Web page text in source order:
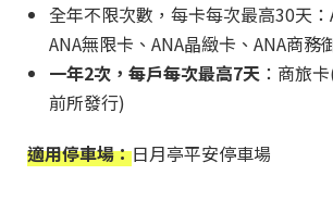
全年不限次數，每卡每次最高30天：
ANA無限卡、ANA晶緻卡、ANA商務
一年2次，每戶每次最高7天 ：商旅
前所發行)
適用停車場：日月亭平安停車場